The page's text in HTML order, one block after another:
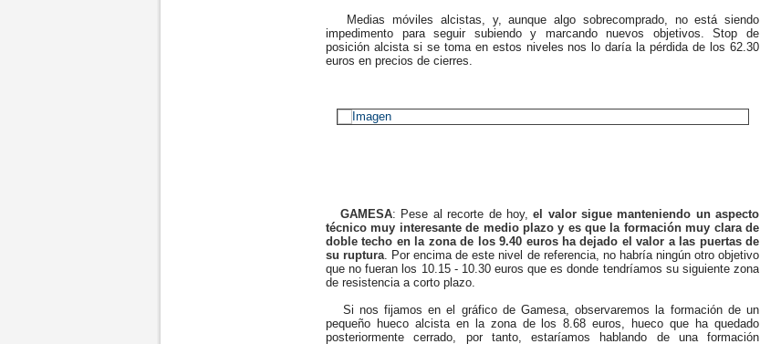
Medias móviles alcistas, y, aunque algo sobrecomprado, no está siendo
impedimento para seguir subiendo y marcando nuevos objetivos. Stop de
posición alcista si se toma en estos niveles nos lo daría la pérdida de los 62.30
euros en precios de cierres.
GAMESA: Pese al recorte de hoy,el valor sigue manteniendo un aspecto
técnico muy interesante de medio plazo y es que la formación muy clara de
doble techo en la zona de los 9.40 euros ha dejado el valor a las puertas de
su ruptura. Por encima de este nivel de referencia, no habría ningún otro objetivo
que no fueran los 10.15 - 10.30 euros que es donde tendríamos su siguiente zona
de resistencia a corto plazo.
Si nos fijamos en el gráfico de Gamesa, observaremos la formación de un
pequeño hueco alcista en la zona de los 8.68 euros, hueco que ha quedado
posteriormente cerrado, por tanto, estaríamos hablando de una formación